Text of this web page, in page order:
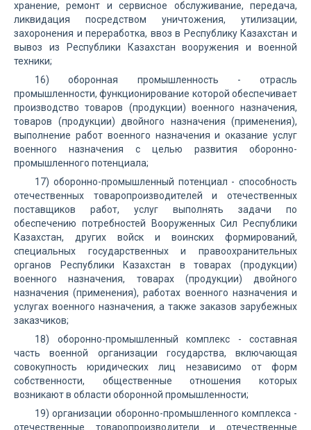
хранение, ремонт и сервисное обслуживание, передача,
ликвидация посредством уничтожения, утилизации,
захоронения и переработка, ввоз в Республику Казахстан и
вывоз из Республики Казахстан вооружения и военной
техники;
16) оборонная промышленность - отрасль
промышленности, функционирование которой обеспечивает
производство товаров (продукции) военного назначения,
товаров (продукции) двойного назначения (применения),
выполнение работ военного назначения и оказание услуг
военного назначения с целью развития оборонно-
промышленного потенциала;
17) оборонно-промышленный потенциал - способность
отечественных товаропроизводителей и отечественных
поставщиков работ, услуг выполнять задачи по
обеспечению потребностей Вооруженных Сил Республики
Казахстан, других войск и воинских формирований,
специальных государственных и правоохранительных
органов Республики Казахстан в товарах (продукции)
военного назначения, товарах (продукции) двойного
назначения (применения), работах военного назначения и
услугах военного назначения, а также заказов зарубежных
заказчиков;
18) оборонно-промышленный комплекс - составная
часть военной организации государства, включающая
совокупность юридических лиц независимо от форм
собственности, общественные отношения которых
возникают в области оборонной промышленности;
19) организации оборонно-промышленного комплекса -
отечественные товаропроизводители и отечественные